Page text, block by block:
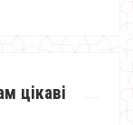
цікаві